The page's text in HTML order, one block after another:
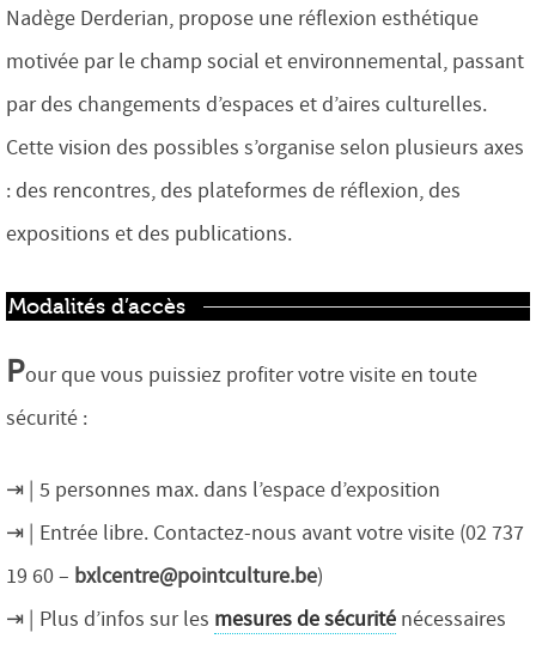
Nadège Derderian, propose une réflexion esthétique
motivée par le champ social et environnemental, passant
par des changements d’espaces et d’aires culturelles.
Cette vision des possibles s’organise selon plusieurs axes
: des rencontres, des plateformes de réflexion, des
expositions et des publications.
Modalités d’accès
Pour que vous puissiez profiter votre visite en toute
sécurité :
5 personnes max. dans l’espace d’exposition
Entrée libre. Contactez-nous avant votre visite (02 737
19 60 – bxlcentre@pointculture.be)
Plus d’infos sur les mesures de sécurité nécessaires